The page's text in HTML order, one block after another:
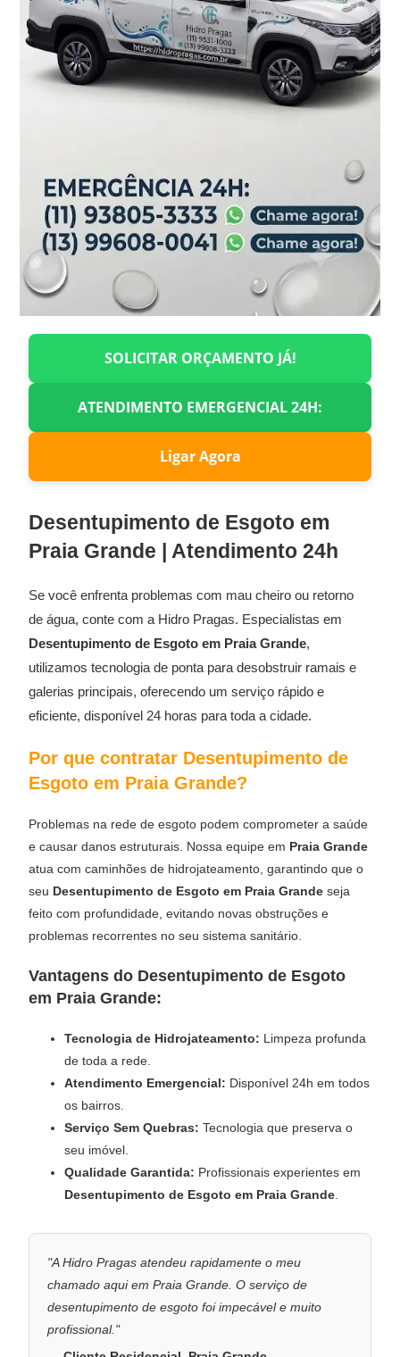
SOLICITAR ORÇAMENTO JÁ!
ATENDIMENTO EMERGENCIAL 24H:
Ligar Agora
Desentupimento de Esgoto em
Praia Grande | Atendimento 24h
Se você enfrenta problemas com mau cheiro ou retorno
de água, conte com a Hidro Pragas. Especialistas em
Desentupimento de Esgoto em Praia Grande,
utilizamos tecnologia de ponta para desobstruir ramais e
galerias principais, oferecendo um serviço rápido e
eficiente, disponível 24 horas para toda a cidade.
Por que contratar Desentupimento de
Esgoto em Praia Grande?
Problemas na rede de esgoto podem comprometer a saúde
e causar danos estruturais. Nossa equipe em Praia Grande
atua com caminhões de hidrojateamento, garantindo que o
seu Desentupimento de Esgoto em Praia Grande seja
feito com profundidade, evitando novas obstruções e
problemas recorrentes no seu sistema sanitário.
Vantagens do Desentupimento de Esgoto
em Praia Grande:
Tecnologia de Hidrojateamento: Limpeza profunda
de toda a rede.
Atendimento Emergencial: Disponível 24h em todos
os bairros.
Serviço Sem Quebras: Tecnologia que preserva o
seu imóvel.
Qualidade Garantida: Profissionais experientes em
Desentupimento de Esgoto em Praia Grande
"A Hidro Pragas atendeu rapidamente o meu
chamado aqui em Praia Grande. O serviço de
desentupimento de esgoto foi impecável e muito
profissional."